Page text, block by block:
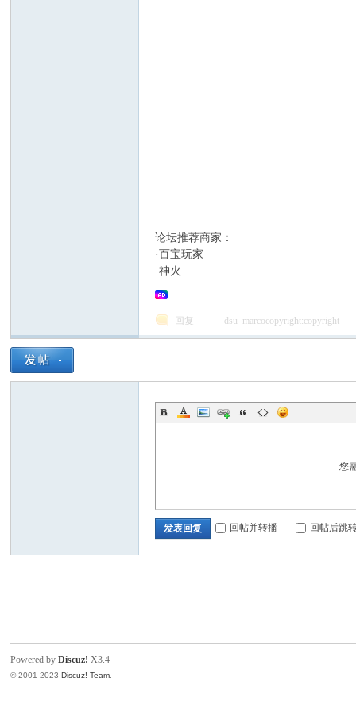
者
论坛推荐商家：
·百宝玩家
·神火
回复 dsu_marcocopyright:copyright
您
发表回复 回帖并转播 回帖后跳
Powered byDiscuz! X3.4
© 2001-2023Discuz! Team